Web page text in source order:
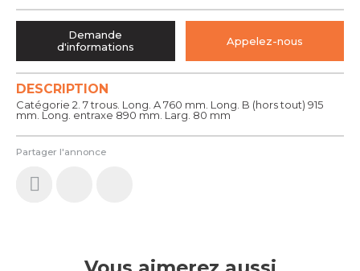
Partager l'annonce
DESCRIPTION
Catégorie 2. 7 trous. Long. A 760 mm. Long. B (hors tout) 915
mm. Long. entraxe 890 mm. Larg. 80 mm
Demande
d'informations
Appelez-nous